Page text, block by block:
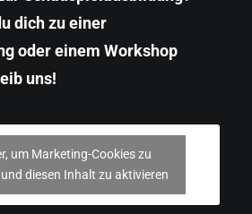
dich zu einer
oder einem Workshop
uns!
um Marketing-Cookies zu
diesen Inhalt zu aktivieren